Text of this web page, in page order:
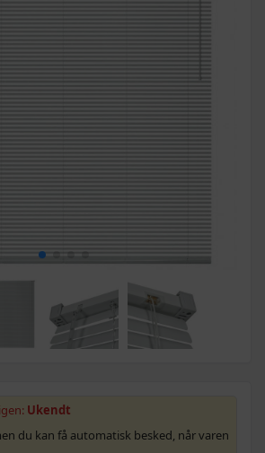
Ukendt
du kan få automatisk besked, når varen